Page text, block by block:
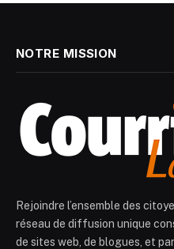
NOTRE MISSION
Rejoindre l’ensemble des
réseau de diffusion unique
de sites web, de blogues, et